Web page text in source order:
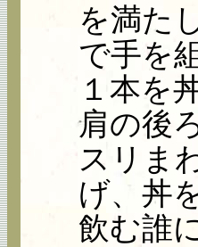
を満た
で手を
１本を
肩の後
スリま
げ、丼
飲む誰